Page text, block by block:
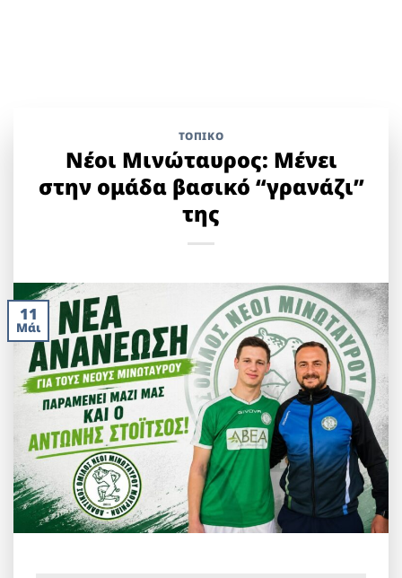
ΤΟΠΙΚΌ
Νέοι Μινώταυρος: Μένει
στην ομάδα βασικό “γρανάζι”
της
11
Μάι